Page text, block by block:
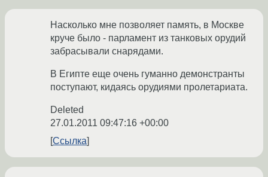
Насколько мне позволяет память, в Москве
круче было - парламент из танковых орудий
забрасывали снарядами.
В Египте еще очень гуманно демонстранты
поступают, кидаясь орудиями пролетариата.
Deleted
27.01.2011 09:47:16 +00:00
Ссылка